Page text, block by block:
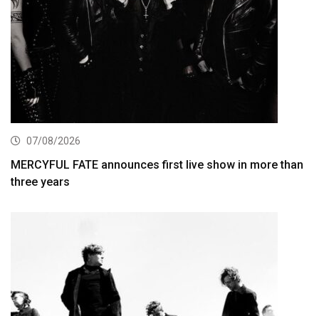
07/08/2026
MERCYFUL FATE announces first live show in more than
three years